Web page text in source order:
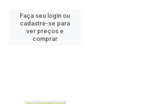
Faça seu login ou
cadastre-se para
ver preços e
comprar